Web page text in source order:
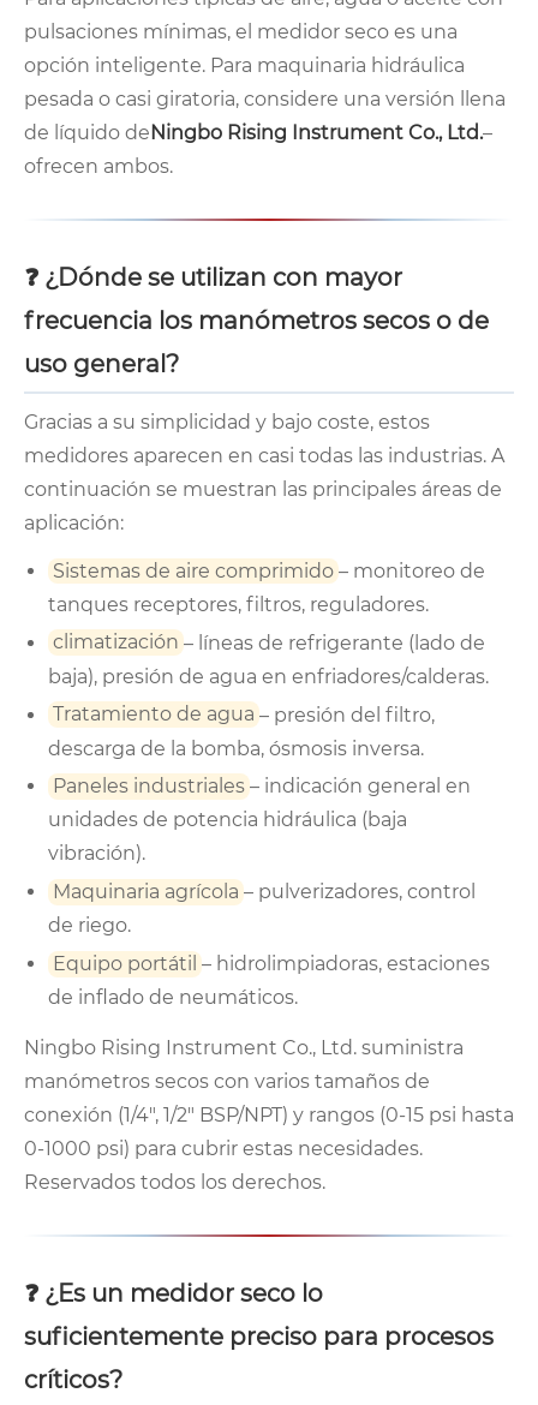
pulsaciones mínimas, el medidor seco es una
opción inteligente. Para maquinaria hidráulica
pesada o casi giratoria, considere una versión llena
de líquido deNingbo Rising Instrument Co., Ltd.–
ofrecen ambos.
❓ ¿Dónde se utilizan con mayor
frecuencia los manómetros secos o de
uso general?
Gracias a su simplicidad y bajo coste, estos
medidores aparecen en casi todas las industrias. A
continuación se muestran las principales áreas de
aplicación:
Sistemas de aire comprimido – monitoreo de
tanques receptores, filtros, reguladores.
climatización – líneas de refrigerante (lado de
baja), presión de agua en enfriadores/calderas.
Tratamiento de agua – presión del filtro,
descarga de la bomba, ósmosis inversa.
Paneles industriales – indicación general en
unidades de potencia hidráulica (baja
vibración).
Maquinaria agrícola – pulverizadores, control
de riego.
Equipo portátil – hidrolimpiadoras, estaciones
de inflado de neumáticos.
Ningbo Rising Instrument Co., Ltd. suministra
manómetros secos con varios tamaños de
conexión (1/4", 1/2" BSP/NPT) y rangos (0-15 psi hasta
0-1000 psi) para cubrir estas necesidades.
Reservados todos los derechos.
❓ ¿Es un medidor seco lo
suficientemente preciso para procesos
críticos?